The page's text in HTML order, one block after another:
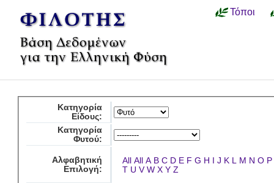
Τόποι
Κατηγορία
Είδους:
Κατηγορία
Φυτού:
Αλφαβητική
Επιλογή:
All All A B C D E F G H I J K L M N O P
T U V W X Y Z